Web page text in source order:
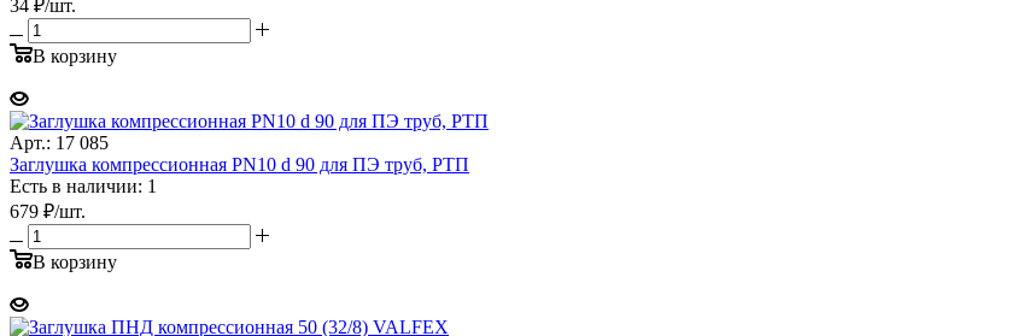
34 ₽/шт.
В корзину
Арт.: 17 085
Заглушка компрессионная PN10 d 90 для ПЭ труб, РТП
Есть в наличии: 1
679 ₽/шт.
В корзину